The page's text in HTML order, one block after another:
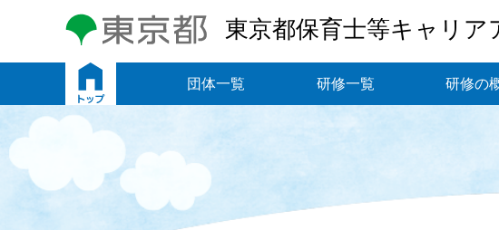
東京都保育士等キャリア
団体一覧 研修一覧 研修の